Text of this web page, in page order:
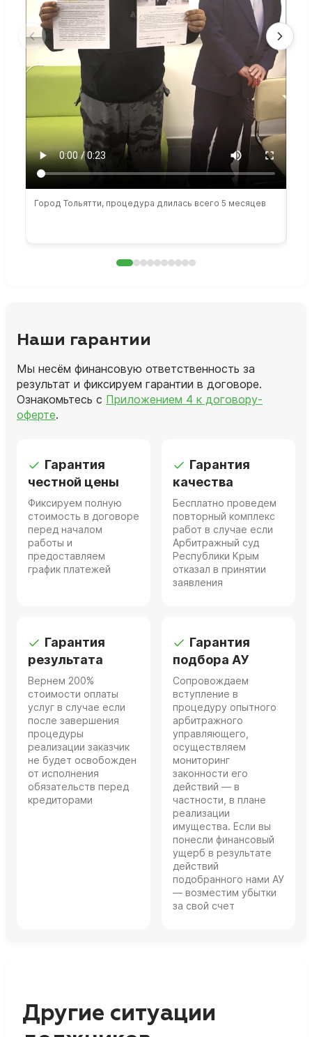
Город Тольятти, процедура длилась всего 5 месяцев
Наши гарантии
Мы несём финансовую ответственность за
результат и фиксируем гарантии в договоре.
Ознакомьтесь с Приложением 4 к договору-
оферте.
Гарантия
честной цены
Фиксируем полную
стоимость в договоре
перед началом
работы и
предоставляем
график платежей
Гарантия
качества
Бесплатно проведем
повторный комплекс
работ в случае если
Арбитражный суд
Республики Крым
отказал в принятии
заявления
Гарантия
результата
Вернем 200%
стоимости оплаты
услуг в случае если
после завершения
процедуры
реализации заказчик
не будет освобожден
от исполнения
обязательств перед
кредиторами
Гарантия
подбора АУ
Сопровождаем
вступление в
процедуру опытного
арбитражного
управляющего,
осуществляем
мониторинг
законности его
действий — в
частности, в плане
реализации
имущества. Если вы
понесли финансовый
ущерб в результате
действий
подобранного нами АУ
— возместим убытки
за свой счет
Другие ситуации